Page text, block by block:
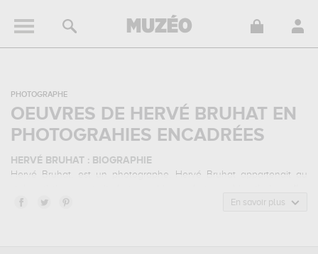
PHOTOGRAPHE
OEUVRES DE HERVÉ BRUHAT EN
PHOTOGRAHIES ENCADRÉES
HERVÉ BRUHAT : BIOGRAPHIE
Hervé Bruhat, est un photographe. Hervé Bruhat appartenait au
été principalement actif durant la période contemporain.En savoir plus